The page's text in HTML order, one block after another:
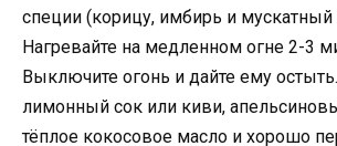
специи (корицу, имбирь и мускатный
Нагревайте на медленном огне 2-3
Выключите огонь и дайте ему
лимонный сок или киви,
тёплое кокосовое масло и хорошо